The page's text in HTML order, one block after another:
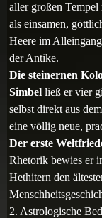
aller großen
als einsamen,
Heere im
der Antike.
Die steinernen
Simbel ließ er vier
selbst direkt aus
eine völlig neue,
Der erste
Rhetorik bewies er
Hethitern den
2. Astrologische